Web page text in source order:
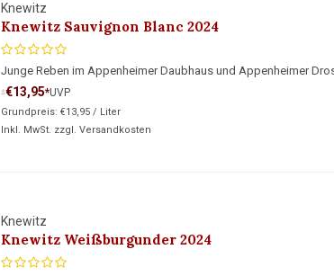
Knewitz
Knewitz Sauvignon Blanc 2024
Junge Reben im Appenheimer Daubhaus und Appenheimer
*€13,95*UVP
Grundpreis: €13,95 / Liter
Inkl. MwSt. zzgl. Versandkosten
Knewitz
Knewitz Weißburgunder 2024